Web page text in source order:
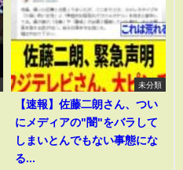
未分類
【速報】佐藤二朗さん、つい
にメディアの"闇"をバラして
しまいとんでもない事態にな
る...